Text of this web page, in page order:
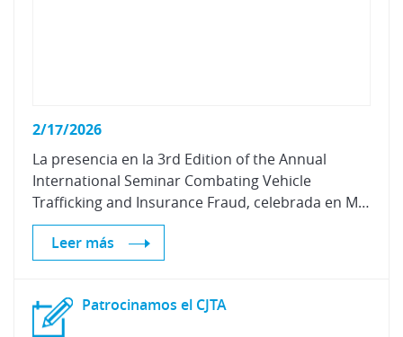
2/17/2026
La presencia en la 3rd Edition of the Annual
International Seminar Combating Vehicle
Trafficking and Insurance Fraud, celebrada en Marruecos, refuerza nuestro compromiso con la lucha contra el tráfico de vehículos y el fraude en seguros.
Leer más
Patrocinamos el CJTA